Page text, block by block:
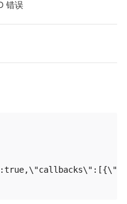
错误